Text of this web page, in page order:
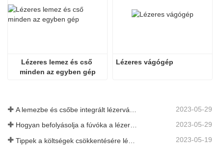
Lézeres lemez és cső
minden az egyben gép
Lézeres vágógép
2023-05-29
Hogyan befolyásolja a fúvóka a lézeres vágás minőségét? 2023-05-29
2023-05-19